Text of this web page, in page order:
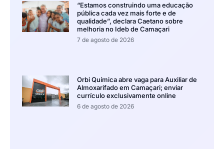
“Estamos construindo uma educação
pública cada vez mais forte e de
qualidade”, declara Caetano sobre
melhoria no Ideb de Camaçari
7 de agosto de 2026
Orbi Química abre vaga para Auxiliar de
Almoxarifado em Camaçari; enviar
currículo exclusivamente online
6 de agosto de 2026